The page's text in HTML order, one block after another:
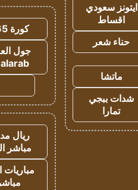
ايتونز سعودي
اقساط
حناء شعر
ماتشا
شدات ببجي
تمارا
كورة 365
جول
ريال
مباشر
مباريات
مباشر